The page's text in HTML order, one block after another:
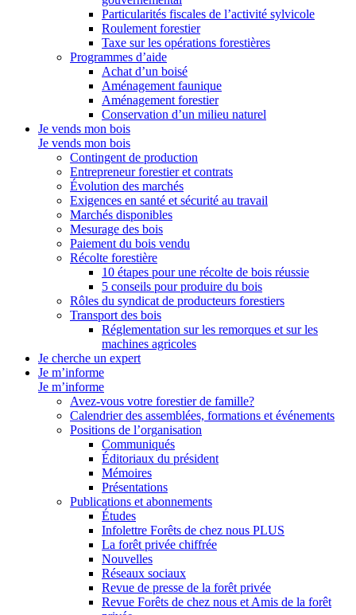
Particularités fiscales de l’activité sylvicole
Roulement forestier
Taxe sur les opérations forestières
Programmes d’aide
Achat d’un boisé
Aménagement faunique
Aménagement forestier
Conservation d’un milieu naturel
Je vends mon bois
Je vends mon bois
Contingent de production
Entrepreneur forestier et contrats
Évolution des marchés
Exigences en santé et sécurité au travail
Marchés disponibles
Mesurage des bois
Paiement du bois vendu
Récolte forestière
10 étapes pour une récolte de bois réussie
5 conseils pour produire du bois
Rôles du syndicat de producteurs forestiers
Transport des bois
Réglementation sur les remorques et sur les
machines agricoles
Je cherche un expert
Je m’informe
Je m’informe
Avez-vous votre forestier de famille?
Calendrier des assemblées, formations et événements
Positions de l’organisation
Communiqués
Éditoriaux du président
Mémoires
Présentations
Publications et abonnements
Études
Infolettre Forêts de chez nous PLUS
La forêt privée chiffrée
Nouvelles
Réseaux sociaux
Revue de presse de la forêt privée
Revue Forêts de chez nous et Amis de la forêt